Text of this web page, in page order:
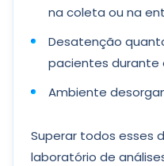
na coleta ou na
Desatenção
pacientes durante
Ambiente
Superar todos esses
laboratório de